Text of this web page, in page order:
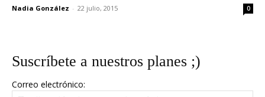
Nadia González - 22 julio, 2015 0
Suscríbete a nuestros planes ;)
Correo electrónico: